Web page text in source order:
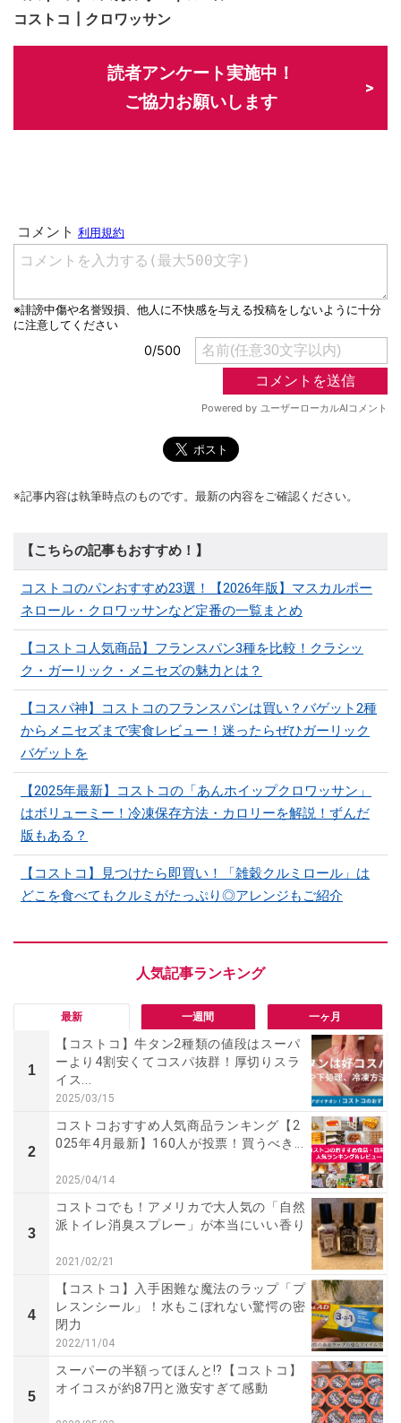
コストコ┃クロワッサン
読者アンケート実施中！
ご協力お願いします
※記事内容は執筆時点のものです。最新の内容をご確認ください。
【こちらの記事もおすすめ！】
コストコのパンおすすめ23選！【2026年版】マスカルポー
ネロール・クロワッサンなど定番の一覧まとめ
【コストコ人気商品】フランスパン3種を比較！クラシッ
ク・ガーリック・メニセズの魅力とは？
【コスパ神】コストコのフランスパンは買い？バゲット2種
からメニセズまで実食レビュー！迷ったらぜひガーリック
バゲットを
【2025年最新】コストコの「あんホイップクロワッサン」
はボリューミー！冷凍保存方法・カロリーを解説！ずんだ
版もある？
【コストコ】見つけたら即買い！「雑穀クルミロール」は
どこを食べてもクルミがたっぷり◎アレンジもご紹介
最新 一週間 一ヶ月
1
【コストコ】牛タン2種類の値段はスーパ
ーより4割安くてコスパ抜群！厚切りスラ
イス...
2025/03/15
2
コストコおすすめ人気商品ランキング【2
025年4月最新】160人が投票！買うべき...
2025/04/14
3
コストコでも！アメリカで大人気の「自然
派トイレ消臭スプレー」が本当にいい香り
2021/02/21
4
【コストコ】入手困難な魔法のラップ「プ
レスンシール」！水もこぼれない驚愕の密
閉力
2022/11/04
5
スーパーの半額ってほんと⁉【コストコ】
オイコスが約87円と激安すぎて感動